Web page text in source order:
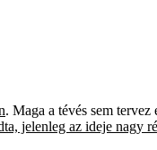
. Maga a tévés sem
jelenleg az ideje nagy